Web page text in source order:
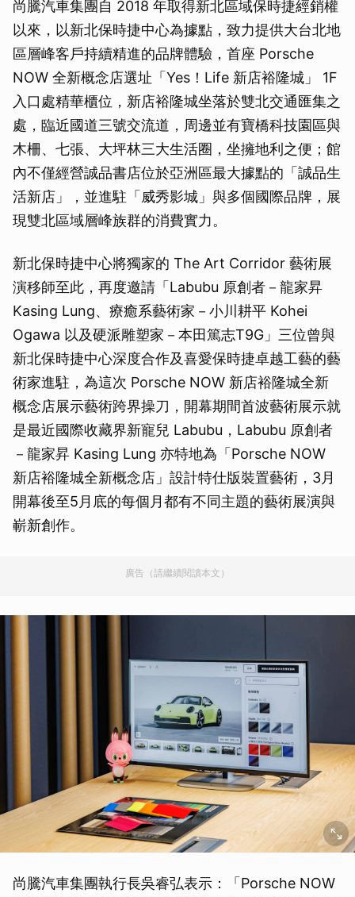
尚騰汽車集團自 2018 年取得新北區域保時捷經銷權
以來，以新北保時捷中心為據點，致力提供大台北地
區層峰客戶持續精進的品牌體驗，首座 Porsche
NOW 全新概念店選址「Yes！Life 新店裕隆城」 1F
入口處精華櫃位，新店裕隆城坐落於雙北交通匯集之
處，臨近國道三號交流道，周邊並有寶橋科技園區與
木柵、七張、大坪林三大生活圈，坐擁地利之便；館
內不僅經營誠品書店位於亞洲區最大據點的「誠品生
活新店」，並進駐「威秀影城」與多個國際品牌，展
現雙北區域層峰族群的消費實力。
新北保時捷中心將獨家的 The Art Corridor 藝術展
演移師至此，再度邀請「Labubu 原創者－龍家昇
Kasing Lung、療癒系藝術家－小川耕平 Kohei
Ogawa 以及硬派雕塑家－本田篤志T9G」三位曾與
新北保時捷中心深度合作及喜愛保時捷卓越工藝的藝
術家進駐，為這次 Porsche NOW 新店裕隆城全新
概念店展示藝術跨界操刀，開幕期間首波藝術展示就
是最近國際收藏界新寵兒 Labubu，Labubu 原創者
－龍家昇 Kasing Lung 亦特地為「Porsche NOW
新店裕隆城全新概念店」設計特仕版裝置藝術，3月
開幕後至5月底的每個月都有不同主題的藝術展演與
嶄新創作。
廣告（請繼續閱讀本文）
尚騰汽車集團執行長吳睿弘表示：「Porsche NOW